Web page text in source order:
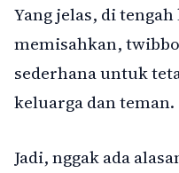
Yang jelas, di
memisahkan,
sederhana untuk
keluarga dan teman.
Jadi, nggak ada